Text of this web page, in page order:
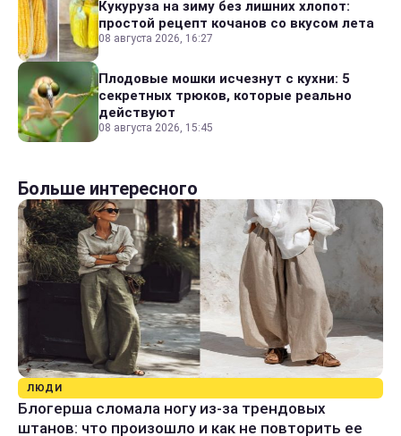
Кукуруза на зиму без лишних хлопот:
простой рецепт кочанов со вкусом лета
08 августа 2026, 16:27
Плодовые мошки исчезнут с кухни: 5
секретных трюков, которые реально
действуют
08 августа 2026, 15:45
Больше интересного
ЛЮДИ
Блогерша сломала ногу из-за трендовых
штанов: что произошло и как не повторить ее